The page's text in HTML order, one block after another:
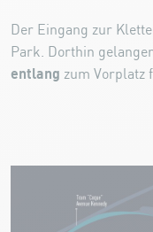
Der Eingang zur
Park. Dorthin
entlang zum Vorplatz